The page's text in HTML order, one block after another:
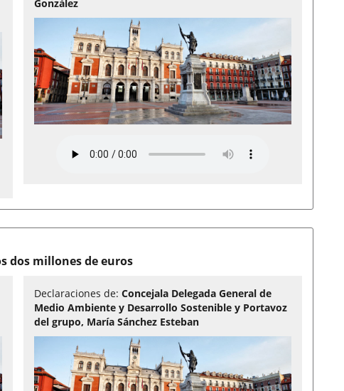
González
dos millones de euros
Declaraciones de:Concejala Delegada General de
Medio Ambiente y Desarrollo Sostenible y Portavoz
del grupo, María Sánchez Esteban